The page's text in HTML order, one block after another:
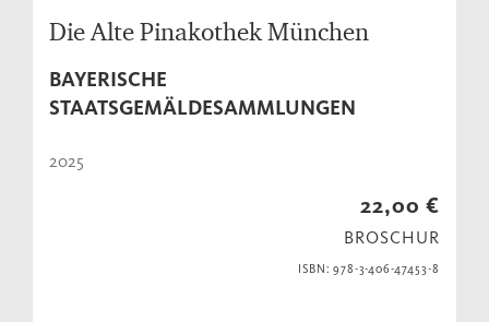
Die Alte Pinakothek München
BAYERISCHE
STAATSGEMÄLDESAMMLUNGEN
2025
22,00 €
BROSCHUR
ISBN: 978-3-406-47453-8